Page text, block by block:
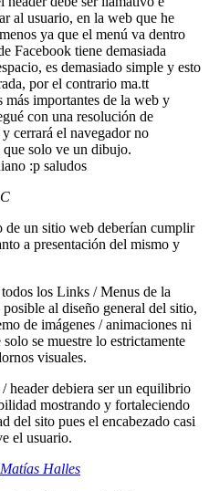
al usuario, en la web que he
ya que el menú va dentro
Facebook tiene demasiada
es demasiado simple y esto
por el contrario ma.tt
más importantes de la web y
con una resolución de
cerrará el navegador no
solo ve un dibujo.
:p saludos
de un sitio web deberían cumplir
a presentación del mismo y
los Links / Menus de la
al diseño general del sitio,
de imágenes / animaciones ni
se muestre lo estrictamente
visuales.
header debiera ser un equilibrio
mostrando y fortaleciendo
del sito pues el encabezado casi
el usuario.
Matías Halles